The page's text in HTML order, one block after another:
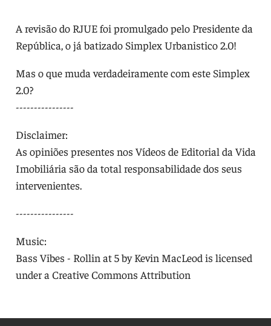
A revisão do RJUE foi promulgado pelo Presidente da
República, o já batizado Simplex Urbanistico 2.0!
Mas o que muda verdadeiramente com este Simplex
2.0?
----------------
Disclaimer:
As opiniões presentes nos Vídeos de Editorial da Vida
Imobiliária são da total responsabilidade dos seus
intervenientes.
----------------
Music:
Bass Vibes - Rollin at 5 by Kevin MacLeod is licensed
under a Creative Commons Attribution